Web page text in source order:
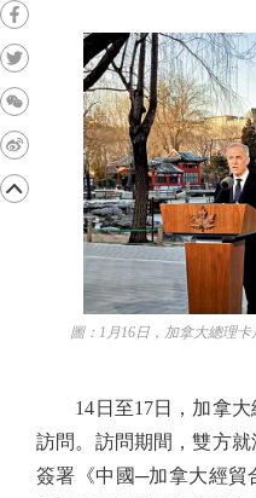
圖：1月16日，加拿大總理卡
14日至17日，加拿大
訪問。訪問期間，雙方就
簽署《中國─加拿大經貿